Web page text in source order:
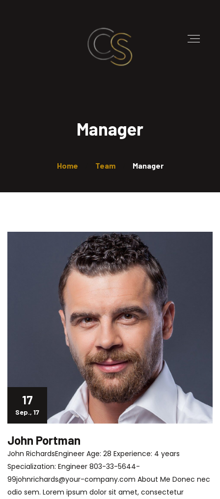
Manager
Home Team Manager
17
Sep., 17
John Portman
John RichardsEngineer Age: 28 Experience: 4 years
Specialization: Engineer 803-33-5644-
99johnrichards@your-company.com About Me Donec nec
odio sem. Lorem ipsum dolor sit amet, consectetur